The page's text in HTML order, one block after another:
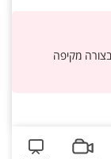
מקיפה